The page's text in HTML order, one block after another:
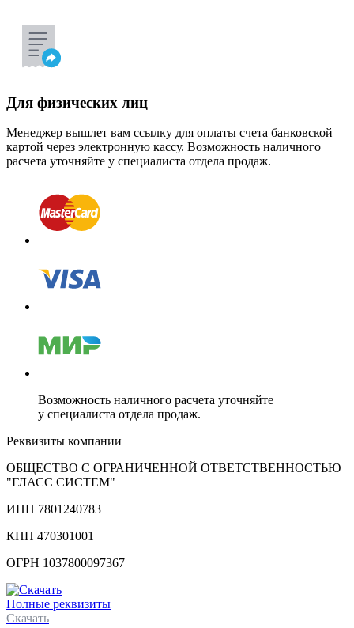
Для физических лиц
Менеджер вышлет вам ссылку для оплаты счета банковской
картой через электронную кассу. Возможность наличного
расчета уточняйте у специалиста отдела продаж.
Возможность наличного расчета уточняйте
у специалиста отдела продаж.
Реквизиты компании
ОБЩЕСТВО С ОГРАНИЧЕННОЙ ОТВЕТСТВЕННОСТЬЮ
"ГЛАСС СИСТЕМ"
ИНН 7801240783
КПП 470301001
ОГРН 1037800097367
Полные реквизиты
Скачать